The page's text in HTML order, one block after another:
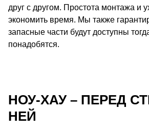
друг с другом. Простота монтажа и
экономить время. Мы также
запасные части будут доступны
понадобятся.
НОУ-ХАУ – ПЕРЕД
НЕЙ